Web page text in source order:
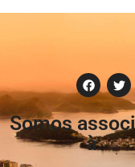
Somos
à: